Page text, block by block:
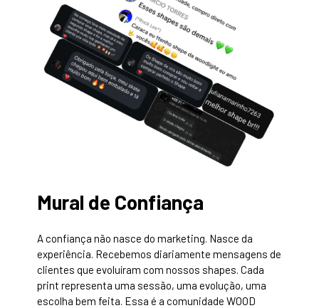
Mural de Confiança
A confiança não nasce do marketing. Nasce da
experiência. Recebemos diariamente mensagens de
clientes que evoluíram com nossos shapes. Cada
print representa uma sessão, uma evolução, uma
escolha bem feita. Essa é a comunidade WOOD